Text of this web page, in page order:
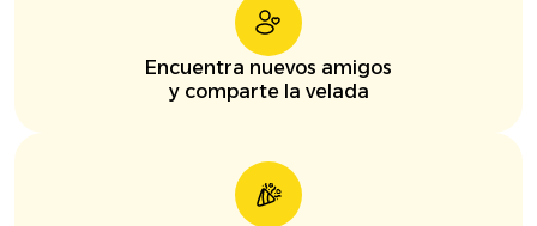
Encuentra nuevos amigos
y comparte la velada